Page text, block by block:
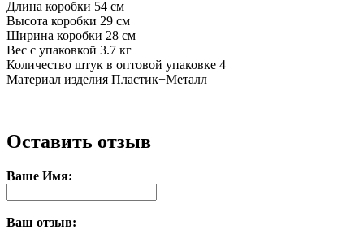
Длина коробки 54 см
Высота коробки 29 см
Ширина коробки 28 см
Вес с упаковкой 3.7 кг
Количество штук в оптовой упаковке 4
Материал изделия Пластик+Металл
Оставить отзыв
Ваше Имя:
Ваш отзыв: